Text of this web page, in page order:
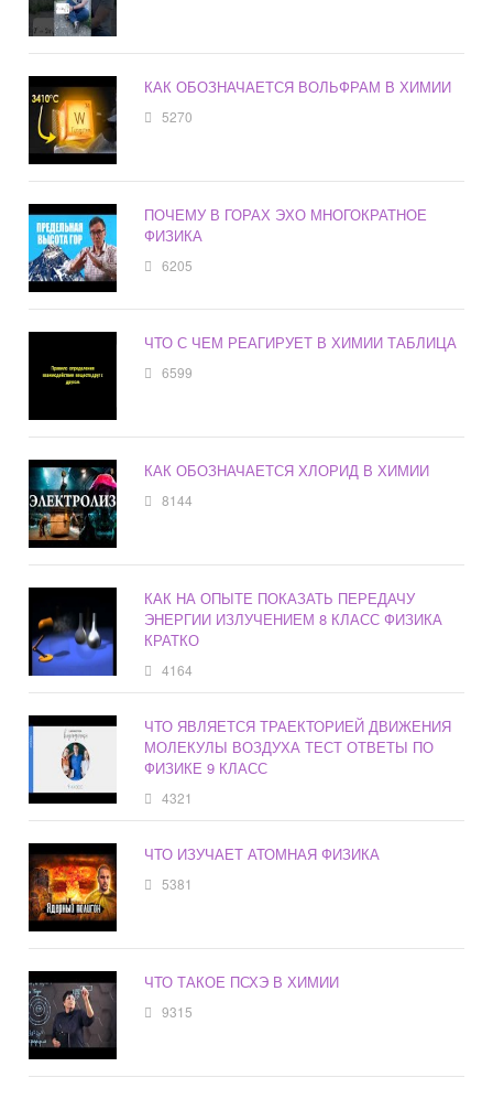
КАК ОБОЗНАЧАЕТСЯ ВОЛЬФРАМ В ХИМИИ
5270
ПОЧЕМУ В ГОРАХ ЭХО МНОГОКРАТНОЕ
ФИЗИКА
6205
ЧТО С ЧЕМ РЕАГИРУЕТ В ХИМИИ ТАБЛИЦА
6599
КАК ОБОЗНАЧАЕТСЯ ХЛОРИД В ХИМИИ
8144
КАК НА ОПЫТЕ ПОКАЗАТЬ ПЕРЕДАЧУ
ЭНЕРГИИ ИЗЛУЧЕНИЕМ 8 КЛАСС ФИЗИКА
КРАТКО
4164
ЧТО ЯВЛЯЕТСЯ ТРАЕКТОРИЕЙ ДВИЖЕНИЯ
МОЛЕКУЛЫ ВОЗДУХА ТЕСТ ОТВЕТЫ ПО
ФИЗИКЕ 9 КЛАСС
4321
ЧТО ИЗУЧАЕТ АТОМНАЯ ФИЗИКА
5381
ЧТО ТАКОЕ ПСХЭ В ХИМИИ
9315